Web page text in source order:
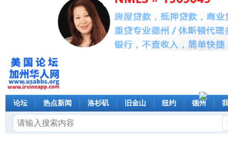
论坛 热点新闻 洛杉矶 旧金山 纽约 德州